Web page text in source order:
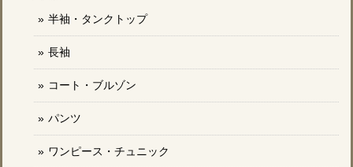
半袖・タンクトップ
長袖
コート・ブルゾン
パンツ
ワンピース・チュニック